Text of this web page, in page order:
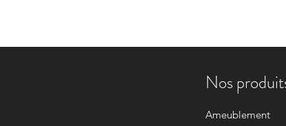
Nos
Ameublement